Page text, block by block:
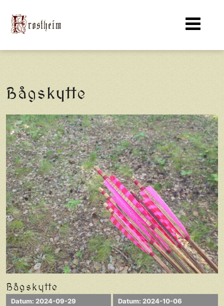
Bågskytte
Bågskytte
Datum: 2024-09-29
Datum: 2024-10-06